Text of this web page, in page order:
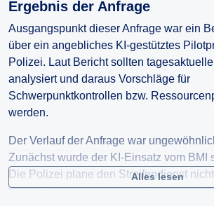
B) Gibt es eine Datenschutz-
(DPIA/DSFA) oder ähnliche
Übermittlung.
C) Welche internen Richtlinien oder
den Einsatz?
2. Projektkern & Funktionsweise
A) Welche Datenarten nutzt die KI und in
(kurze Beschreibung genügt)?
B) Welche Empfehlungen erzeugt das
Orte/Zeitfenster für Kontrollen)?
Ergebnis der Anfrage
Ausgangspunkt dieser Anfrage war ein
über ein angebliches KI-gestütztes
Polizei. Laut Bericht sollten
analysiert und daraus Vorschläge für
Schwerpunktkontrollen bzw.
werden.
Der Verlauf der Anfrage war
Zunächst wurde der KI-Einsatz vom BMI
Die Polizei plane den Streifendienst
„Künstlicher Intelligenz im Sinne des AI
Alles lesen